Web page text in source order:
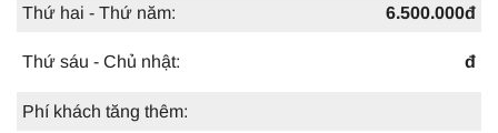
Thứ hai - Thứ năm: 6.500.000đ
Thứ sáu - Chủ nhật: đ
Phí khách tăng thêm: